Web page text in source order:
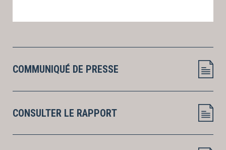
COMMUNIQUÉ DE PRESSE
CONSULTER LE RAPPORT